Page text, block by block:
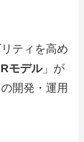
ティを高め
モデル」が
開発・運用